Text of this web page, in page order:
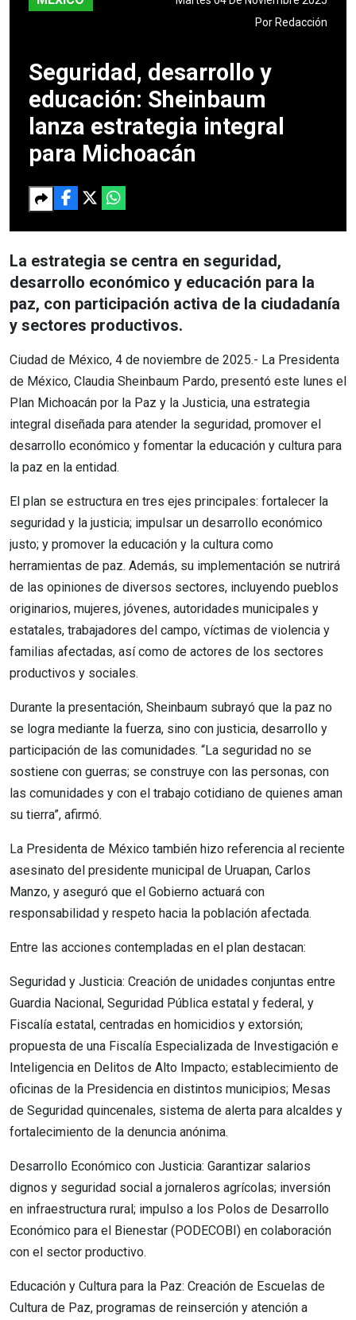
Por Redacción
Seguridad, desarrollo y
educación: Sheinbaum
lanza estrategia integral
para Michoacán
La estrategia se centra en seguridad,
desarrollo económico y educación para la
paz, con participación activa de la ciudadanía
y sectores productivos.
Ciudad de México, 4 de noviembre de 2025.- La Presidenta
de México, Claudia Sheinbaum Pardo, presentó este lunes el
Plan Michoacán por la Paz y la Justicia, una estrategia
integral diseñada para atender la seguridad, promover el
desarrollo económico y fomentar la educación y cultura para
la paz en la entidad.
El plan se estructura en tres ejes principales: fortalecer la
seguridad y la justicia; impulsar un desarrollo económico
justo; y promover la educación y la cultura como
herramientas de paz. Además, su implementación se nutrirá
de las opiniones de diversos sectores, incluyendo pueblos
originarios, mujeres, jóvenes, autoridades municipales y
estatales, trabajadores del campo, víctimas de violencia y
familias afectadas, así como de actores de los sectores
productivos y sociales.
Durante la presentación, Sheinbaum subrayó que la paz no
se logra mediante la fuerza, sino con justicia, desarrollo y
participación de las comunidades. “La seguridad no se
sostiene con guerras; se construye con las personas, con
las comunidades y con el trabajo cotidiano de quienes aman
su tierra”, afirmó.
La Presidenta de México también hizo referencia al reciente
asesinato del presidente municipal de Uruapan, Carlos
Manzo, y aseguró que el Gobierno actuará con
responsabilidad y respeto hacia la población afectada.
Entre las acciones contempladas en el plan destacan:
Seguridad y Justicia: Creación de unidades conjuntas entre
Guardia Nacional, Seguridad Pública estatal y federal, y
Fiscalía estatal, centradas en homicidios y extorsión;
propuesta de una Fiscalía Especializada de Investigación e
Inteligencia en Delitos de Alto Impacto; establecimiento de
oficinas de la Presidencia en distintos municipios; Mesas
de Seguridad quincenales, sistema de alerta para alcaldes y
fortalecimiento de la denuncia anónima.
Desarrollo Económico con Justicia: Garantizar salarios
dignos y seguridad social a jornaleros agrícolas; inversión
en infraestructura rural; impulso a los Polos de Desarrollo
Económico para el Bienestar (PODECOBI) en colaboración
con el sector productivo.
Educación y Cultura para la Paz: Creación de Escuelas de
Cultura de Paz, programas de reinserción y atención a